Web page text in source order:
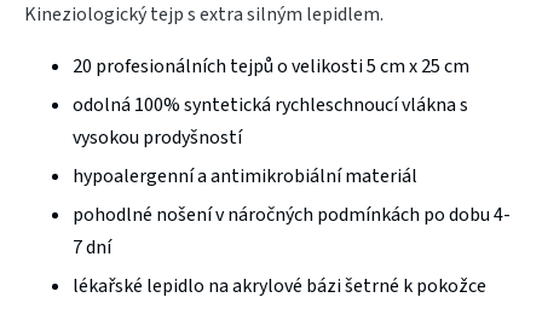
je
hvězdiček.
Kineziologický tejp s extra silným lepidlem.
20 profesionálních tejpů o velikosti 5 cm x 25 cm
odolná 100% syntetická rychleschnoucí vlákna s
vysokou prodyšností
hypoalergenní a antimikrobiální materiál
pohodlné nošení v náročných podmínkách po dobu 4-
7 dní
lékařské lepidlo na akrylové bázi šetrné k pokožce